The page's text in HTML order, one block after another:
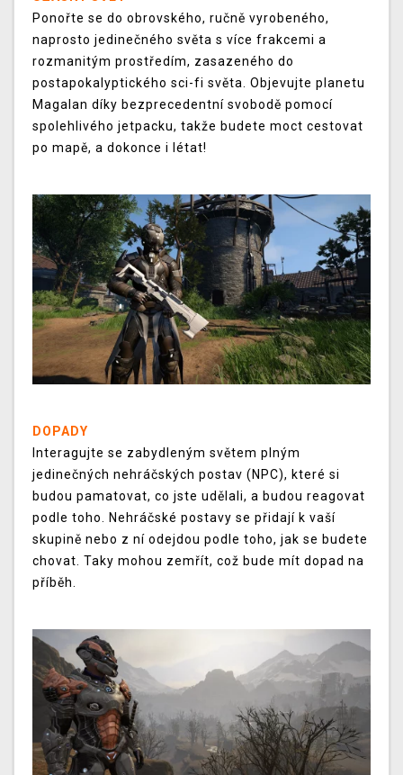
Ponořte se do obrovského, ručně vyrobeného,
naprosto jedinečného světa s více frakcemi a
rozmanitým prostředím, zasazeného do
postapokalyptického sci-fi světa. Objevujte planetu
Magalan díky bezprecedentní svobodě pomocí
spolehlivého jetpacku, takže budete moct cestovat
po mapě, a dokonce i létat!
DOPADY
Interagujte se zabydleným světem plným
jedinečných nehráčských postav (NPC), které si
budou pamatovat, co jste udělali, a budou reagovat
podle toho. Nehráčské postavy se přidají k vaší
skupině nebo z ní odejdou podle toho, jak se budete
chovat. Taky mohou zemřít, což bude mít dopad na
příběh.